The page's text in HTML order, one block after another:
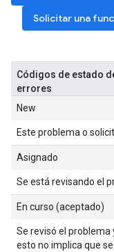
Solicitar una
Códigos de estado
errores
New
Este problema o
Asignado
Se está revisando el
En curso (aceptado)
Se revisó el problema
esto no implica que